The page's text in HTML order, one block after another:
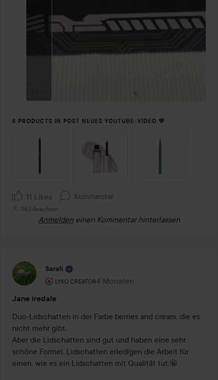
8 PRODUCTS IN POST NEUES YOUTUBE-VIDEO 💚
SEKTION ÜBERSPRINGEN
11 Likes Kommentar
1163 Ansichten
Anmelden einen Kommentar hinterlassen
Sarali
LYKO CREATOR
Rolle des Benutzers: Lyko Creator.
4 Monaten
Der Beitrag wurde 4 Monaten
Jane iredale
Duo-Lidschatten in der Farbe berries and cream, die es
nicht mehr gibt.
Aber die Lidschatten sind gut und haben eine sehr
schöne Formel, Lidschatten erledigen die Arbeit für
einen, wie es ein Lidschatten mit Qualität tut.🤩